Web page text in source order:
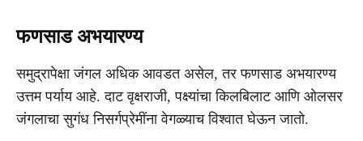
फणसाड अभयारण्य
समुद्रापेक्षा जंगल अधिक आवडत असेल, तर फणसाड अभयारण्य
उत्तम पर्याय आहे. दाट वृक्षराजी, पक्ष्यांचा किलबिलाट आणि ओलसर
जंगलाचा सुगंध निसर्गप्रेमींना वेगळ्याच विश्वात घेऊन जातो.